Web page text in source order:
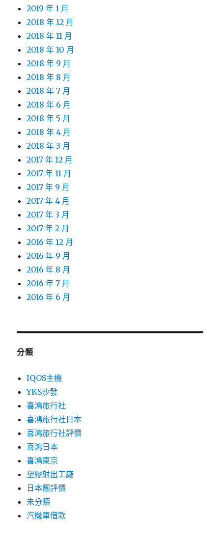
2019 年 1 月
2018 年 12 月
2018 年 11 月
2018 年 10 月
2018 年 9 月
2018 年 8 月
2018 年 7 月
2018 年 6 月
2018 年 5 月
2018 年 4 月
2018 年 3 月
2017 年 12 月
2017 年 11 月
2017 年 9 月
2017 年 4 月
2017 年 3 月
2017 年 2 月
2016 年 12 月
2016 年 9 月
2016 年 8 月
2016 年 7 月
2016 年 6 月
分類
IQOS主機
YKS沙發
喜鴻旅行社
喜鴻旅行社日本
喜鴻旅行社評價
喜鴻日本
喜鴻東京
塑膠射出工廠
日本團評價
未分類
汽機車借款